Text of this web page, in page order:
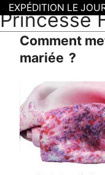
Princesse
Comment
mariée ?
EXPÉDITION LE